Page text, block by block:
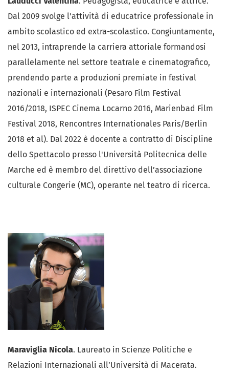
Dal 2009 svolge l'attività di educatrice professionale in
ambito scolastico ed extra-scolastico. Congiuntamente,
nel 2013, intraprende la carriera attoriale formandosi
parallelamente nel settore teatrale e cinematografico,
prendendo parte a produzioni premiate in festival
nazionali e internazionali (Pesaro Film Festival
2016/2018, ISPEC Cinema Locarno 2016, Marienbad Film
Festival 2018, Rencontres Internationales Paris/Berlin
2018 et al). Dal 2022 è docente a contratto di Discipline
dello Spettacolo presso l'Università Politecnica delle
Marche ed è membro del direttivo dell’associazione
culturale Congerie (MC), operante nel teatro di ricerca.
Maraviglia Nicola. Laureato in Scienze Politiche e
Relazioni Internazionali all’Università di Macerata.